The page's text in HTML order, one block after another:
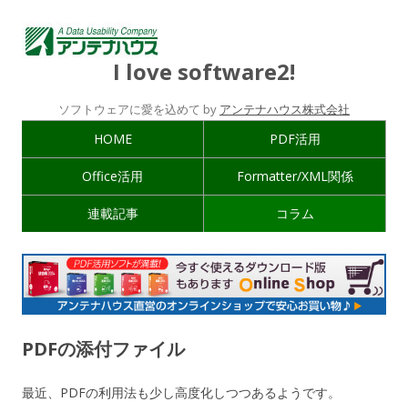
I love software2!
ソフトウェアに愛を込めて by アンテナハウス株式会社
HOME PDF活用
Office活用 Formatter/XML関係
連載記事 コラム
PDFの添付ファイル
最近、PDFの利用法も少し高度化しつつあるようです。